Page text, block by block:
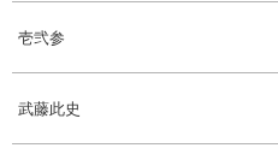
壱弐参
武藤此史